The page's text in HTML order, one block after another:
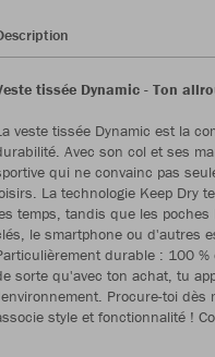
tissée Dynamic - Ton
veste tissée Dynamic est la
Avec son col et ses
qui ne convainc pas
La technologie Keep Dry
temps, tandis que les
le smartphone ou d'autres
durable : 100
sorte qu'avec ton achat, tu
Procure-toi dès
style et fonctionnalité !